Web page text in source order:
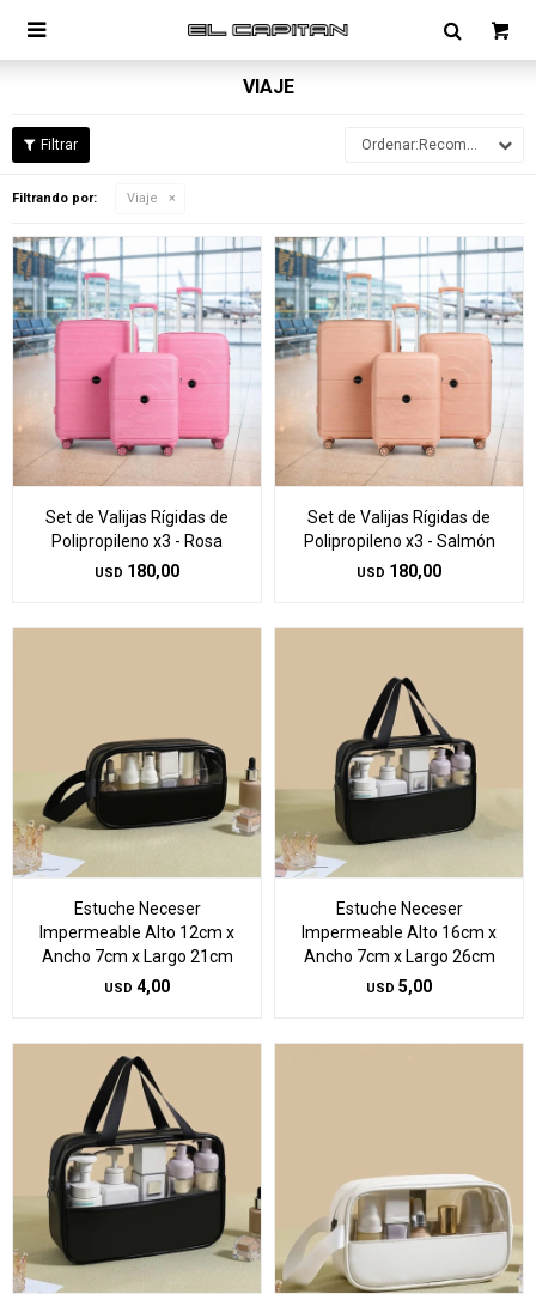

VIAJE
Recomendados
Filtrando por: Viaje
Set de Valijas Rígidas de
Polipropileno x3 - Rosa
USD 180,00
Set de Valijas Rígidas de
Polipropileno x3 - Salmón
USD 180,00
Estuche Neceser
Impermeable Alto 12cm x
Ancho 7cm x Largo 21cm
USD 4,00
Estuche Neceser
Impermeable Alto 16cm x
Ancho 7cm x Largo 26cm
USD 5,00